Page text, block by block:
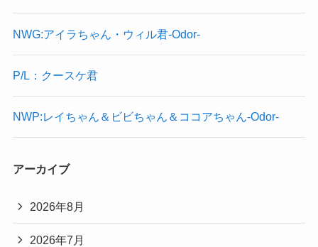
NWG:アイラちゃん・ウィル君-Odor-
P/L：クースケ君
NWP:レイちゃん＆ビビちゃん＆ココアちゃん-Odor-
アーカイブ
2026年8月
2026年7月